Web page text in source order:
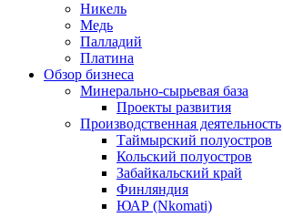
Никель
Медь
Палладий
Платина
Обзор бизнеса
Минерально-сырьевая база
Проекты развития
Производственная деятельность
Таймырский полуостров
Кольский полуостров
Забайкальский край
Финляндия
ЮАР (Nkomati)